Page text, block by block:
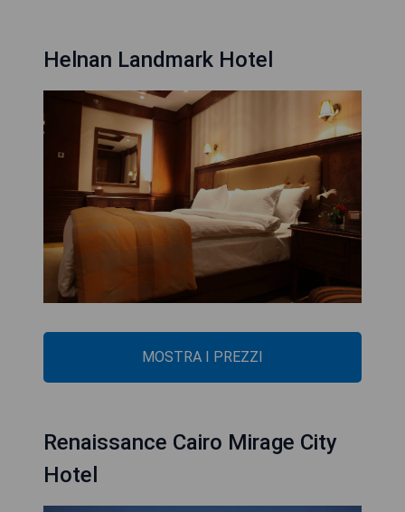
Helnan Landmark Hotel
MOSTRA I PREZZI
Renaissance Cairo Mirage City
Hotel